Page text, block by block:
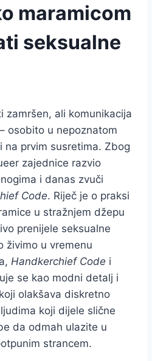
maramicom
seksualne
zamršen, ali komunikacija
osobito u nepoznatom
na prvim susretima. Zbog
zajednice razvio
i danas zvuči
Code. Riječ je o praksi
u stražnjem džepu
prenijele seksualne
živimo u vremenu
Handkerchief Code i
se kao modni detalj i
olakšava diskretno
koji dijele slične
da odmah ulazite u
strancem.